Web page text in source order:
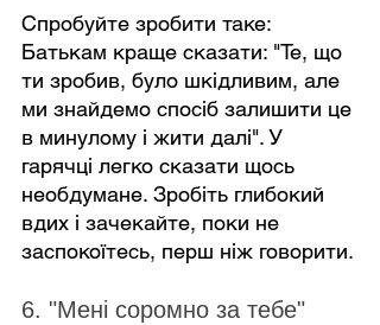
Спробуйте зробити таке:
Батькам краще сказати: "Те, що
ти зробив, було шкідливим, але
ми знайдемо спосіб залишити це
в минулому і жити далі". У
гарячці легко сказати щось
необдумане. Зробіть глибокий
вдих і зачекайте, поки не
заспокоїтесь, перш ніж говорити.
6. "Мені соромно за тебе"